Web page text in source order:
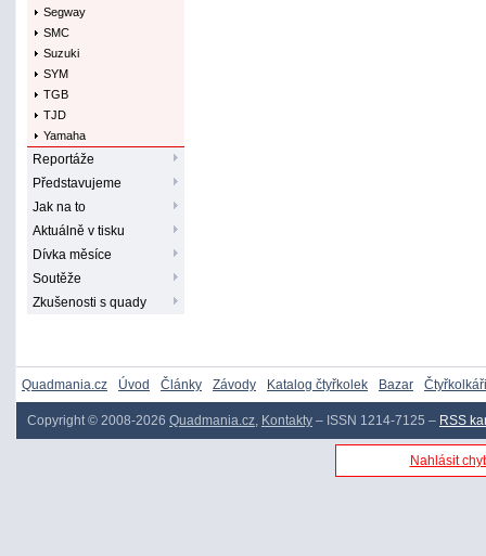
Segway
SMC
Suzuki
SYM
TGB
TJD
Yamaha
Reportáže
Představujeme
Jak na to
Aktuálně v tisku
Dívka měsíce
Soutěže
Zkušenosti s quady
Quadmania.cz Úvod Články Závody Katalog čtyřkolek Bazar Čtyřkolkáři
Copyright © 2008-2026 Quadmania.cz, Kontakty – ISSN 1214-7125 – RSS
Nahlásit